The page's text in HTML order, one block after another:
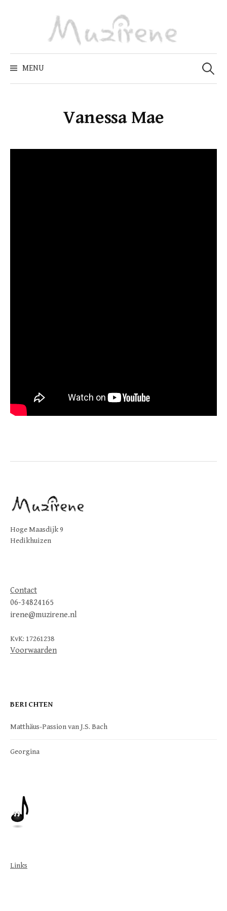
MENU
Zoeken
naar:
Vanessa Mae
Hoge Maasdijk 9
Hedikhuizen
Contact
06-34824165
irene@muzirene.nl
KvK: 17261238
Voorwaarden
BERICHTEN
Matthäus-Passion van J.S. Bach
Georgina
Links